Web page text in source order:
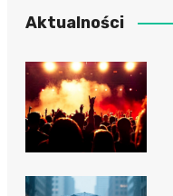
Szpital Wojskowy w
Publiczny
Zakład
Zdrowotnej
Publiczny
Aktualności